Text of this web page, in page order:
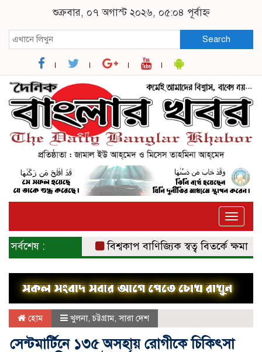
শুক্রবার, ০৭ অগাস্ট ২০২৬, ০৫:০৪ পূর্বাহ্ন
Search
Toggle
সর্বশেষ : বিশ্বকাপ বাণিজ্যিক স্বত্ব বিতর্কে ক্ষমা চাইল
হোম খুলনা,চট্টগ্রাম,সারা দেশ
সেন্টমার্টিনে ১৩৫ অসহায় রোগীকে চিকিৎসা